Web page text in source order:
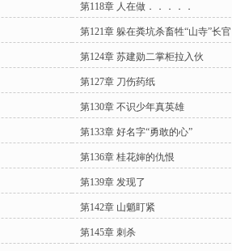
第118章 人在做．．．．．
第121章 躲在粪坑杀畜牲“山寺”长官
第124章 苏建勋二掌柜拉入伙
第127章 刀伤药纸
第130章 不识少年真英雄
第133章 好名字“勇敢的心”
第136章 桂花婶的仇恨
第139章 发现了
第142章 山魈盯紧
第145章 刺杀